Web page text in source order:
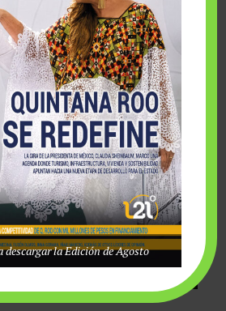
A-Wish México unieron
el deseo de una …
la Edición de Agosto